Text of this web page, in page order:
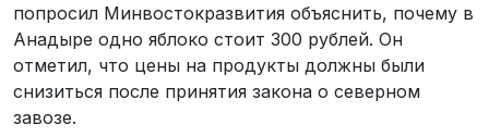
попросил Минвостокразвития объяснить, почему в
Анадыре одно яблоко стоит 300 рублей. Он
отметил, что цены на продукты должны были
снизиться после принятия закона о северном
завозе.